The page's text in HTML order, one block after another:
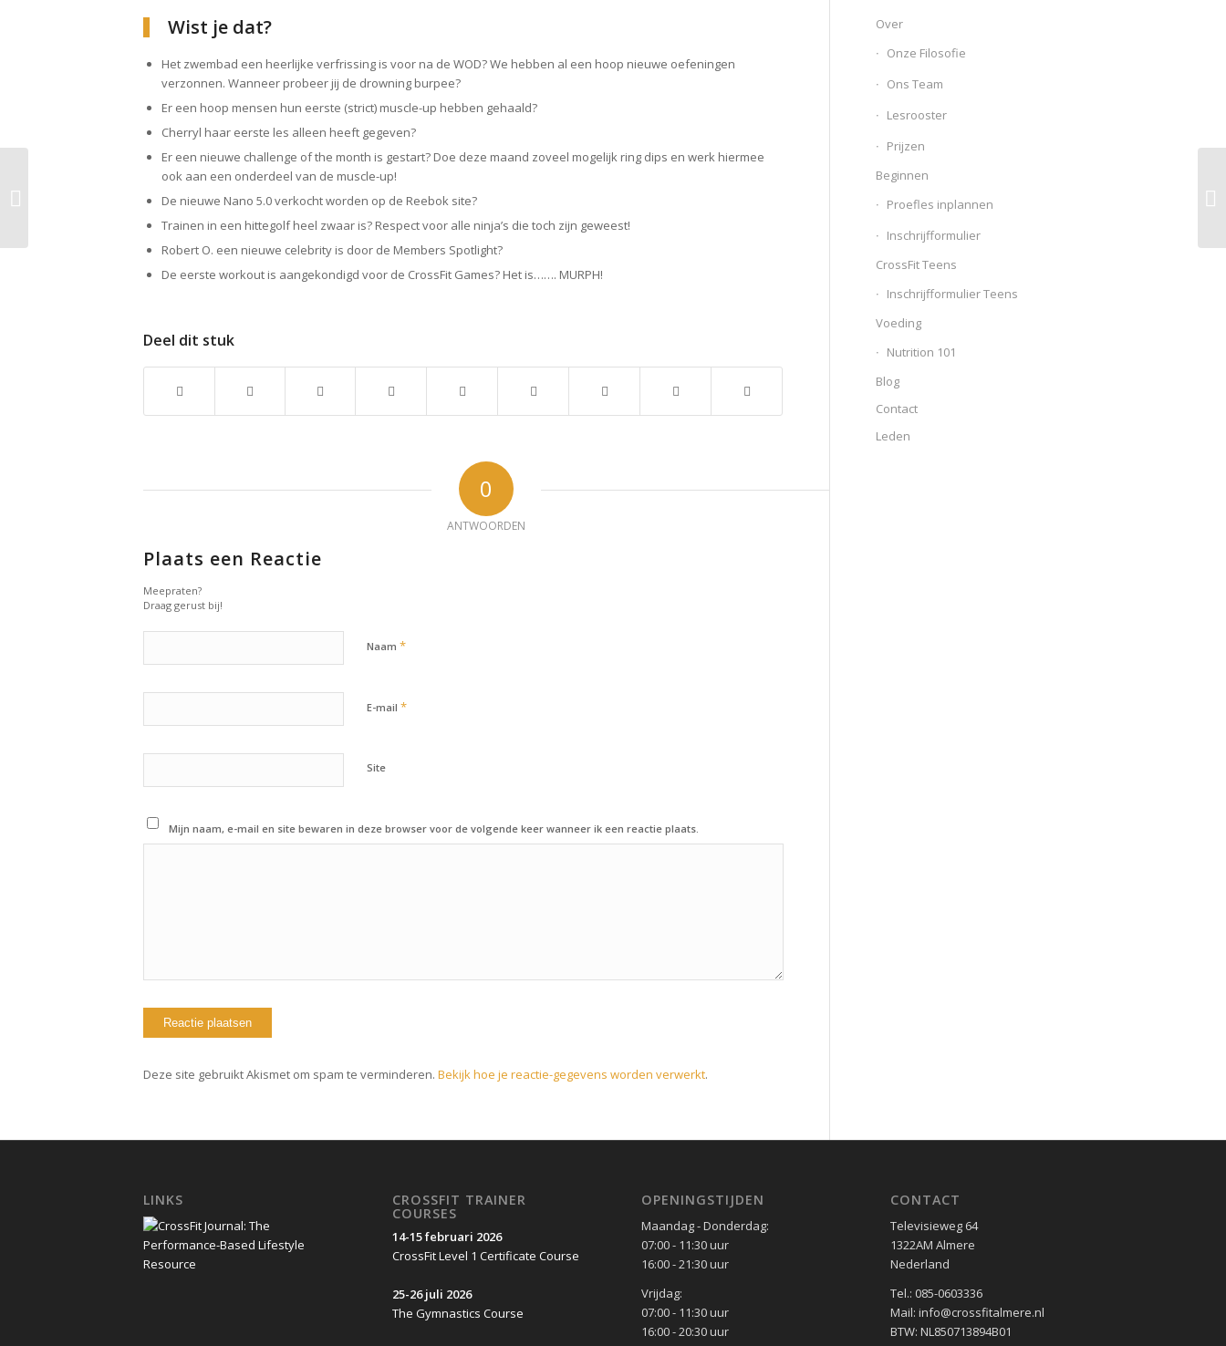
Wist je dat?
Het zwembad een heerlijke verfrissing is voor na de WOD? We hebben al een hoop nieuwe oefeningen
verzonnen. Wanneer probeer jij de drowning burpee?
Er een hoop mensen hun eerste (strict) muscle-up hebben gehaald?
Cherryl haar eerste les alleen heeft gegeven?
Er een nieuwe challenge of the month is gestart? Doe deze maand zoveel mogelijk ring dips en werk hiermee
ook aan een onderdeel van de muscle-up!
De nieuwe Nano 5.0 verkocht worden op de Reebok site?
Trainen in een hittegolf heel zwaar is? Respect voor alle ninja’s die toch zijn geweest!
Robert O. een nieuwe celebrity is door de Members Spotlight?
De eerste workout is aangekondigd voor de CrossFit Games? Het is……. MURPH!
Deel dit stuk
0
ANTWOORDEN
Plaats een Reactie
Meepraten?
Draag gerust bij!
Naam *
E-mail *
Site
Mijn naam, e-mail en site bewaren in deze browser voor de volgende keer wanneer ik een reactie plaats.
Deze site gebruikt Akismet om spam te verminderen. Bekijk hoe je reactie-gegevens worden verwerkt.
Over
Onze Filosofie
Ons Team
Lesrooster
Prijzen
Beginnen
Proefles inplannen
Inschrijfformulier
CrossFit Teens
Inschrijfformulier Teens
Voeding
Nutrition 101
Blog
Contact
Leden
LINKS CROSSFIT TRAINER
COURSES
14-15 februari 2026
CrossFit Level 1 Certificate Course
25-26 juli 2026
The Gymnastics Course
OPENINGSTIJDEN
Maandag - Donderdag:
07:00 - 11:30 uur
16:00 - 21:30 uur
Vrijdag:
07:00 - 11:30 uur
16:00 - 20:30 uur
CONTACT
Televisieweg 64
1322AM Almere
Nederland
Tel.: 085-0603336
Mail: info@crossfitalmere.nl
BTW: NL850713894B01
start op maandag en